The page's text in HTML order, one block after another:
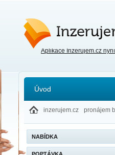
Inzerujem.cz
Aplikace Inzerujem.cz
Úvod
inzerujem.cz pronájem
NABÍDKA